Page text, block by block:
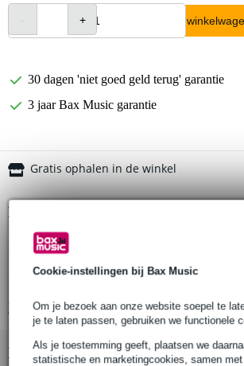
Cookie-instellingen bij Bax Music
Om je bezoek aan onze website soepel te
je te laten passen, gebruiken we functionele
Als je toestemming geeft, plaatsen we
statistische en marketingcookies, samen
In
30 dagen 'niet goed geld terug' garantie
3 jaar Bax Music garantie
Gratis ophalen in de winkel
Productinformatie
mondstuk voor trompet
Bekijk alle productspecificaties
Bekijk ook eens (1)